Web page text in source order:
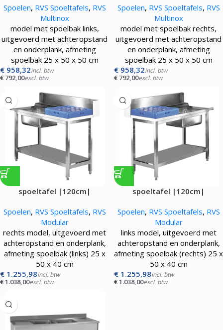
Spoelen, RVS Spoeltafels, RVS
Multinox
model met spoelbak links,
uitgevoerd met achteropstand
en onderplank, afmeting
spoelbak 25 x 50 x 50 cm
€ 958,32incl. btw
€ 792,00excl. btw
Spoelen, RVS Spoeltafels, RVS
Multinox
model met spoelbak rechts,
uitgevoerd met achteropstand
en onderplank, afmeting
spoelbak 25 x 50 x 50 cm
€ 958,32incl. btw
€ 792,00excl. btw
spoeltafel |120cm|
Spoelen, RVS Spoeltafels, RVS
Modular
rechts model, uitgevoerd met
achteropstand en onderplank,
afmeting spoelbak (links) 25 x
50 x 40 cm
€ 1.255,98incl. btw
€1.038,00excl. btw
spoeltafel |120cm|
Spoelen, RVS Spoeltafels, RVS
Modular
links model, uitgevoerd met
achteropstand en onderplank,
afmeting spoelbak (rechts) 25 x
50 x 40 cm
€ 1.255,98incl. btw
€1.038,00excl. btw